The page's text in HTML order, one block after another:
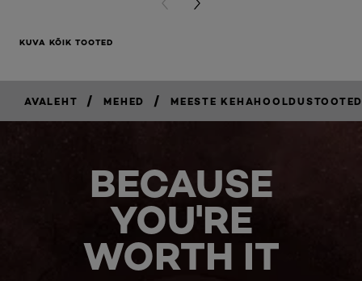
PREVIOUS CARD
NEXT CARD
KUVA KÕIK TOOTED
AVALEHT / MEHED / MEESTE KEHAHOOLDUSTOOTED
BECAUSE
YOU'RE
WORTH IT